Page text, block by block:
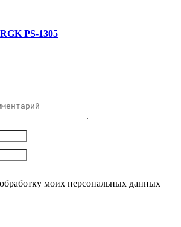
PS-1305
моих персональных данных